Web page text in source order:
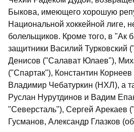
Быкова, имеющего хорошую
Национальной хоккейной лиге,
болельщиков. Кроме того, в "Ак
защитники Василий Турковский
Денисов ("Салават Юлаев"),
("Спартак"), Константин
Владимир Чебатуркин (НХЛ), а
Руслан Нурутдинов и Вадим
"Северсталь"), Сергей Арекаев
Гусманов, Александр Глазков